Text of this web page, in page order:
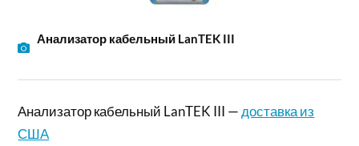
Анализатор кабельный LanTEK III
Анализатор кабельный LanTEK III — доставка из
США